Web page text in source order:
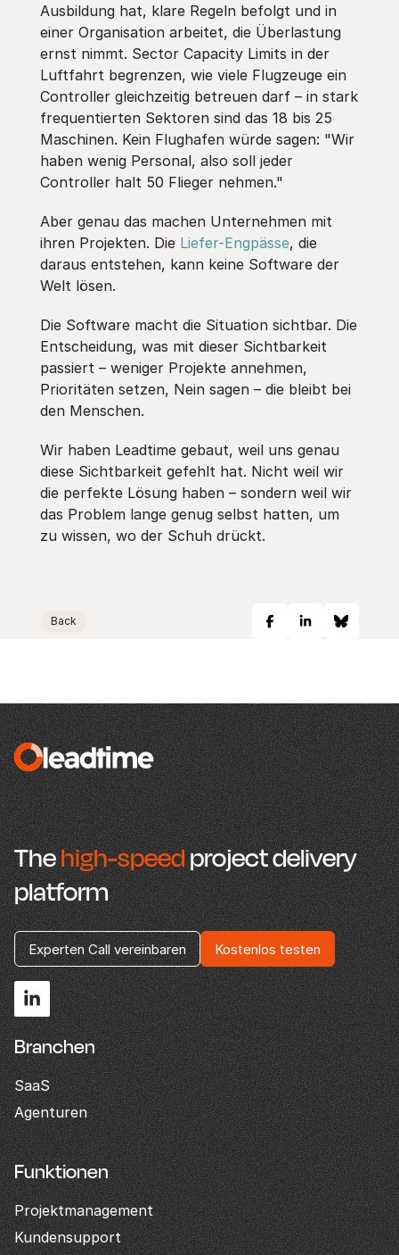
Ausbildung hat, klare Regeln befolgt und in
einer Organisation arbeitet, die Überlastung
ernst nimmt. Sector Capacity Limits in der
Luftfahrt begrenzen, wie viele Flugzeuge ein
Controller gleichzeitig betreuen darf – in stark
frequentierten Sektoren sind das 18 bis 25
Maschinen. Kein Flughafen würde sagen: "Wir
haben wenig Personal, also soll jeder
Controller halt 50 Flieger nehmen."
Aber genau das machen Unternehmen mit
ihren Projekten. Die Liefer-Engpässe, die
daraus entstehen, kann keine Software der
Welt lösen.
Die Software macht die Situation sichtbar. Die
Entscheidung, was mit dieser Sichtbarkeit
passiert – weniger Projekte annehmen,
Prioritäten setzen, Nein sagen – die bleibt bei
den Menschen.
Wir haben Leadtime gebaut, weil uns genau
diese Sichtbarkeit gefehlt hat. Nicht weil wir
die perfekte Lösung haben – sondern weil wir
das Problem lange genug selbst hatten, um
zu wissen, wo der Schuh drückt.
Back
Thehigh-speedproject delivery
platform
Experten Call vereinbaren Kostenlos testen
Branchen
SaaS
Agenturen
Funktionen
Projektmanagement
Kundensupport